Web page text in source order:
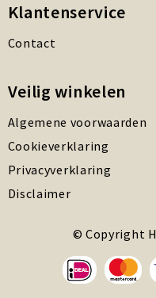
Klantenservice
Contact
Veilig winkelen
Algemene voorwaarden
Cookieverklaring
Privacyverklaring
Disclaimer
© Copyright